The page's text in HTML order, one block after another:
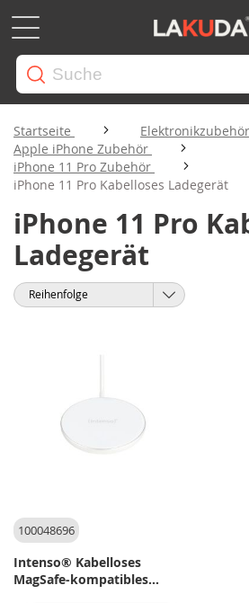
Startseite
Elektronikzubehör
Apple iPhone Zubehör
iPhone 11 Pro Zubehör
iPhone 11 Pro Kabelloses Ladegerät
iPhone 11 Pro
Ladegerät
Sortieren
100048696
Intenso® Kabelloses
MagSafe-kompatibles